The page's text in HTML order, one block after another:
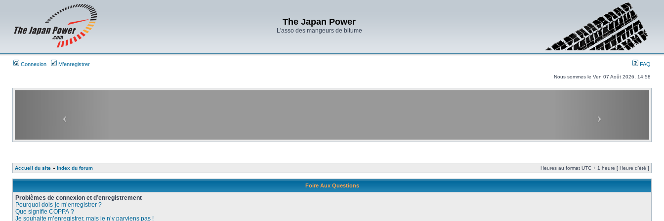
The Japan Power
L'asso des mangeurs de bitume
Connexion M’enregistrer FAQ
Nous sommes le Ven 07 Août 2026, 14:58
Accueil du site » Index du forum Heures au format UTC + 1 heure [ Heure d’été ]
Foire Aux Questions
Problèmes de connexion et d’enregistrement
Pourquoi dois-je m’enregistrer ?
Que signifie COPPA ?
Je souhaite m’enregistrer, mais je n’y parviens pas !